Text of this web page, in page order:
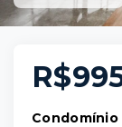
Condomínio